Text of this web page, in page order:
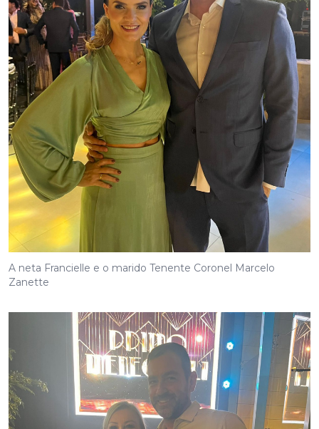
A neta Francielle e o marido Tenente Coronel Marcelo
Zanette